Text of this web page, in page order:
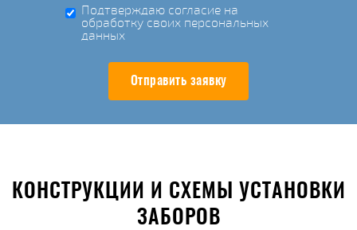
Подтверждаю согласие на
обработку своих персональных
данных
Отправить заявку
КОНСТРУКЦИИ И СХЕМЫ УСТАНОВКИ
ЗАБОРОВ